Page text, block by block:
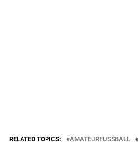
RELATED TOPICS: AMATEURFUSSBALL